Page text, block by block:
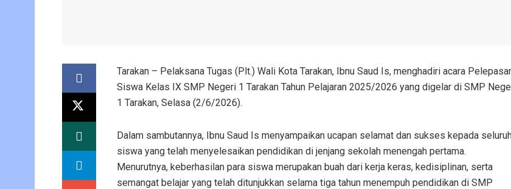
Tarakan – Pelaksana Tugas (Plt.) Wali Kota Tarakan, Ibnu Saud Is, menghadiri acara
Siswa Kelas IX SMP Negeri 1 Tarakan Tahun Pelajaran 2025/2026 yang digelar di SMP
1 Tarakan, Selasa (2/6/2026).
Dalam sambutannya, Ibnu Saud Is menyampaikan ucapan selamat dan sukses kepada
siswa yang telah menyelesaikan pendidikan di jenjang sekolah menengah pertama.
Menurutnya, keberhasilan para siswa merupakan buah dari kerja keras, kedisiplinan, serta
semangat belajar yang telah ditunjukkan selama tiga tahun menempuh pendidikan di SMP